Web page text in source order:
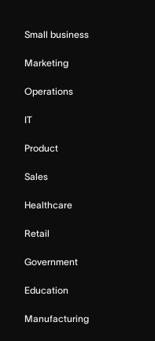
Small business
Marketing
Operations
IT
Product
Sales
Healthcare
Retail
Government
Education
Manufacturing